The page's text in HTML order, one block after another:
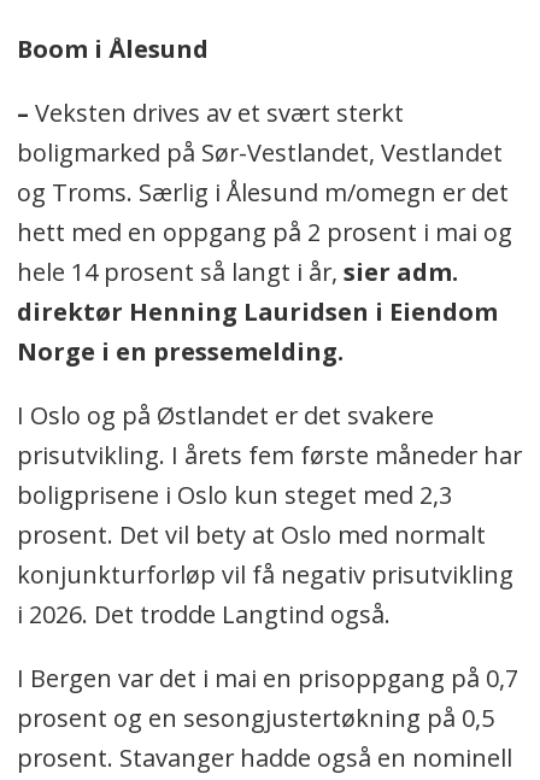
Boom i Ålesund
– Veksten drives av et svært sterkt
boligmarked på Sør-Vestlandet, Vestlandet
og Troms. Særlig i Ålesund m/omegn er det
hett med en oppgang på 2 prosent i mai og
hele 14 prosent så langt i år, sier adm.
direktør Henning Lauridsen i Eiendom
Norge i en pressemelding.
I Oslo og på Østlandet er det svakere
prisutvikling. I årets fem første måneder har
boligprisene i Oslo kun steget med 2,3
prosent. Det vil bety at Oslo med normalt
konjunkturforløp vil få negativ prisutvikling
i 2026. Det trodde Langtind også.
I Bergen var det i mai en prisoppgang på 0,7
prosent og en sesongjustertøkning på 0,5
prosent. Stavanger hadde også en nominell